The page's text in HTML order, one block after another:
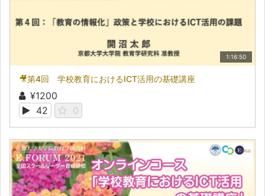
1:16:50
🎥第4回 学校教育におけるICT活用の基礎講座
¥1200
42
0